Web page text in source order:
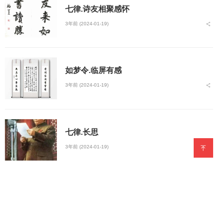
七律.诗友相聚感怀
3年前 (2024-01-19)
如梦令.临屏有感
3年前 (2024-01-19)
七律.长思
3年前 (2024-01-19)